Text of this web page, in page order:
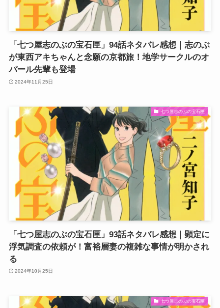
「七つ屋志のぶの宝石匣」94話ネタバレ感想｜志のぶ
が東西アキちゃんと念願の京都旅！地学サークルのオ
パール先輩も登場
2024年11月25日
七つ屋志のぶの宝石匣
「七つ屋志のぶの宝石匣」93話ネタバレ感想｜顕定に
浮気調査の依頼が！富裕層妻の複雑な事情が明かされ
る
2024年10月25日
七つ屋志のぶの宝石匣